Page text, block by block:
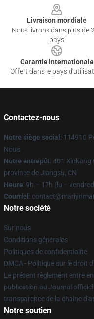
Livraison mondiale
Nous livrons dans plus de
pays
Garantie internationale
Offert dans le pays
Contactez-nous
Notre siège social : 114910
Nous
Notre entrepôt: 401 Xinkang
province de Jiangsu, CN
Heure: 9h – 17h (lu –
Courriel :
Notre société
Sur nous
Conditions générales
Politiques de confidentialité
DMCA - Politique sur le droit
Le présent règlement entre
publication au Journal officiel
transparence de la chaîne
Notre soutien